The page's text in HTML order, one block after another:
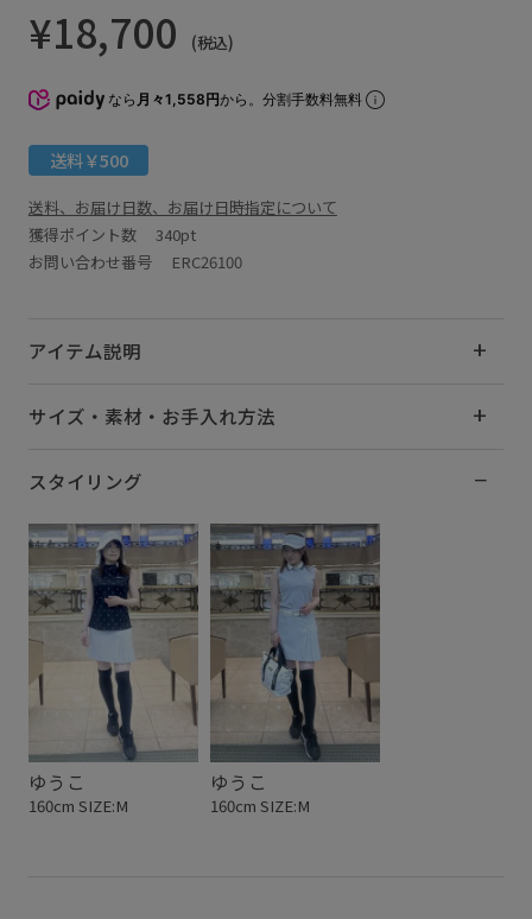
¥18,700 (税込)
なら 月々1,558円から。分割手数料無料
送料￥500
送料、お届け日数、お届け日時指定について
獲得ポイント数 340pt
お問い合わせ番号 ERC26100
アイテム説明
サイズ・素材・お手入れ方法
スタイリング
ゆうこ
160cm SIZE:M
ゆうこ
160cm SIZE:M